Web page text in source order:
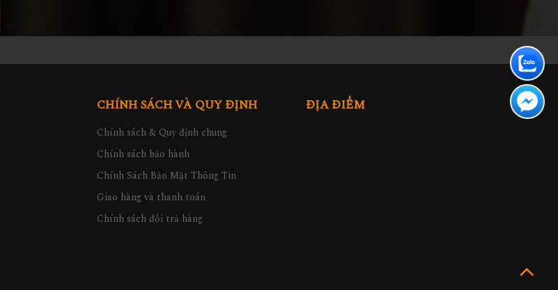
CHÍNH SÁCH VÀ QUY ĐỊNH
Chính sách & Quy định chung
Chính sách bảo hành
Chính Sách Bảo Mật Thông Tin
Giao hàng và thanh toán
Chính sách đổi trả hàng
ĐỊA ĐIỂM